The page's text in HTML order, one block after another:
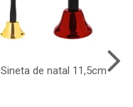
Sineta de natal 11,5cm